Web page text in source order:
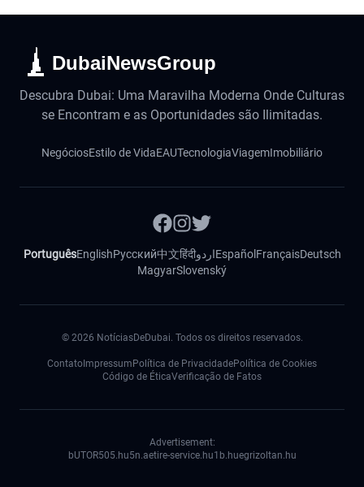
DubaiNewsGroup
Descubra Dubai: Uma Maravilha Moderna Onde Culturas
se Encontram e as Oportunidades são Ilimitadas.
NegóciosEstilo de VidaEAUTecnologiaViagemImobiliário
PortuguêsEnglishРусский中文हिंदीاردوEspañol FrançaisDeutsch
MagyarSlovenský
© 2026 NotíciasDeDubai. Todos os direitos reservados.
Contato Impressum Política de PrivacidadePolítica de Cookies
Código de ÉticaVerificação de Fatos
Advertisement:
bUTOR505.hu5n.aetire-service.hu1b.huegrizoltan.hu